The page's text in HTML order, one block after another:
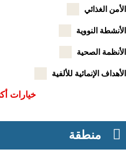
الغذائي
النووية
الصحية
الإنمائية للألفية
خيارات أكثر
منطقة